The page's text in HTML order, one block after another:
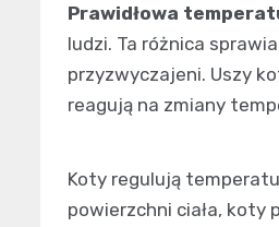
Prawidłowa
ludzi. Ta różnica
przyzwyczajeni. Uszy
reagują na zmiany
Koty regulują
powierzchni ciała, koty